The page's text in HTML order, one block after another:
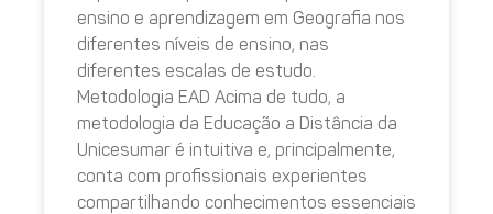
ensino e aprendizagem em Geografia nos
diferentes níveis de ensino, nas
diferentes escalas de estudo.
Metodologia EAD Acima de tudo, a
metodologia da Educação a Distância da
Unicesumar é intuitiva e, principalmente,
conta com profissionais experientes
compartilhando conhecimentos essenciais